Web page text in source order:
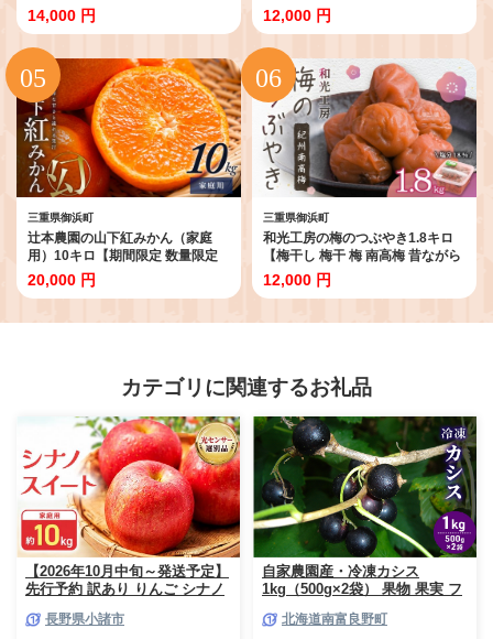
高級 甘い 果物 ミカン フルーツ 柑
橘 三重県 御浜町】
14,000 円
ルーツ みかん 温州みかん 石地温
州みかん デザート 5kg 三重県 御
浜町】
12,000 円
三重県御浜町
辻本農園の山下紅みかん（家庭
用）10キロ【期間限定 数量限定
キズあり まぼろし 幻 高級 甘い 果
物 ミカン フルーツ 柑橘 家庭用 三
20,000 円
三重県御浜町
和光工房の梅のつぶやき1.8キロ
【梅干し 梅干 梅 南高梅 昔ながら
しそ梅 しそ漬け 1.8kg 三重県 御
浜町】
12,000 円
カテゴリに関連するお礼品
【2026年10月中旬～発送予定】
先行予約 訳あり りんご シナノ
庭用 フルーツ 果物 甘い 訳あり
長野県小諸市
自家農園産・冷凍カシス
1kg（500g×2袋） 果物 果実 フ
北海道南富良野町